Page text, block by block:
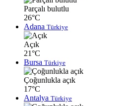
Parçalı bulutlu
26°C
Adana Türkiye
Açık
21°C
Bursa Türkiye
Çoğunlukla açık
17°C
Antalya Türkiye